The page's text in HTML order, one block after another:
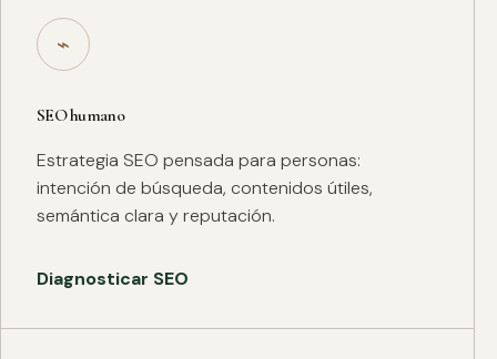
⌁
SEO humano
Estrategia SEO pensada para personas:
intención de búsqueda, contenidos útiles,
semántica clara y reputación.
Diagnosticar SEO